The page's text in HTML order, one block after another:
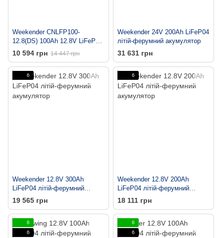
Weekender CNLFP100-
12.8(DS) 100Ah 12.8V LiFePO4
літій-ферумний акумулятор з
дисплеєм
10 594 грн 14 447 грн
Weekender 24V 200Ah LiFeP04
літій-ферумний акумулятор
31 631 грн
6
Weekender 12.8V 300Аh
LiFeP04 літій-ферумний
акумулятор
19 565 грн
6
Weekender 12.8V 200Ah
LiFeP04 літій-ферумний
акумулятор
18 111 грн
6
6
6
6